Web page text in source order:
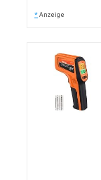
* Anzeige